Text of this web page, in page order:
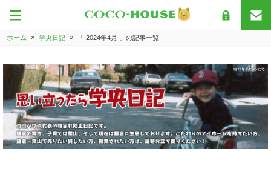
ホーム » 学央日記 » 「 2024年4月 」の記事一覧